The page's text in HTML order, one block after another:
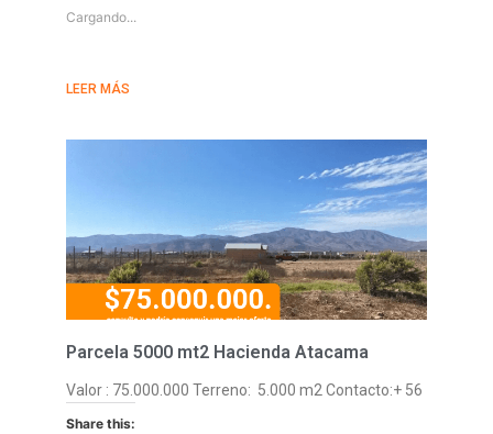
Cargando...
LEER MÁS
Parcela 5000 mt2 Hacienda Atacama
Valor : 75.000.000 Terreno: 5.000 m2 Contacto:+ 56
Share this: